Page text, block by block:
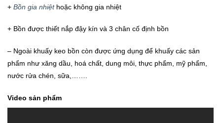
+ Bồn gia nhiệthoặc không gia nhiệt
+ Bồn được thiết nắp đậy kín và 3 chân cố định bồn
– Ngoài khuấy keo bồn còn được ứng dụng để khuấy các sản
phẩm như xăng dầu, hoá chất, dung môi, thực phẩm, mỹ phẩm,
nước rửa chén, sữa,…….
Video sản phẩm